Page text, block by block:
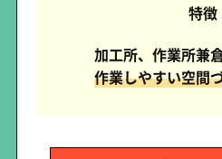
特徴
加工所、作業所兼
作業しやすい空間